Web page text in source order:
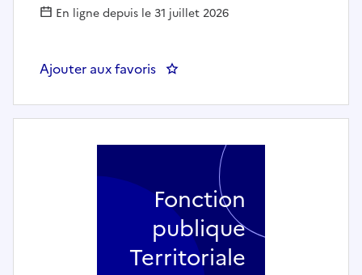
En ligne depuis le 31 juillet 2026
Ajouter aux favoris : Agent d'entretien et
Fonction
publique
Territoriale